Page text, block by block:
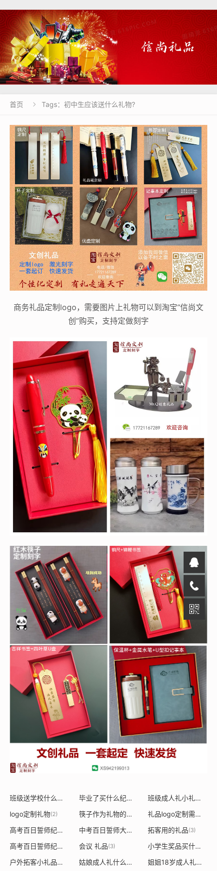
首页  Tags：初中生应该送什么礼物?
商务礼品定制logo，需要图片上礼物可以到淘宝“信尚文
创”购买，支持定做刻字
班级送学校什么礼物 毕业了买什么纪念品
班级成人礼小礼物送什么
logo定制礼物(2) 筷子作为礼物的含义
礼品logo定制需要买什么机器
高考百日誓师纪念品定制
(5) 中考百日誓师大会纪念品定制 (3)
拓客用的礼品(3)
高考百日誓师纪念品 会议 礼品(3) 小学生奖品买什么好呢
户外拓客小礼品有什么 (4) 姑娘成人礼什么礼物合适 (2) 姐姐18岁成人礼应该送什么